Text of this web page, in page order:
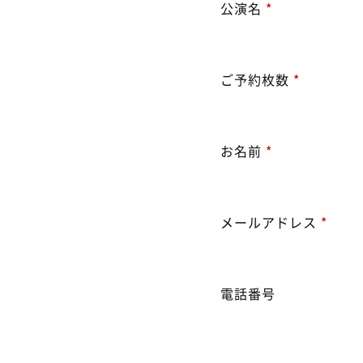
公演名 *
ご予約枚数 *
お名前 *
メールアドレス *
電話番号